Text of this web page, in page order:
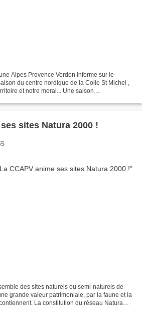
Alpes Provence Verdon informe sur le
du centre nordique de la Colle St Michel ,
et notre moral... Une saison
sites Natura 2000 !
des sites naturels ou semi-naturels de
grande valeur patrimoniale, par la faune et la
La constitution du réseau Natura